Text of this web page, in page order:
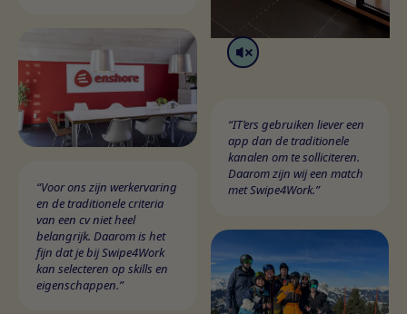
“Voor ons zijn werkervaring
en de traditionele criteria
van een cv niet heel
belangrijk. Daarom is het
fijn dat je bij Swipe4Work
kan selecteren op skills en
eigenschappen.”
“IT’ers gebruiken liever een
app dan de traditionele
kanalen om te solliciteren.
Daarom zijn wij een match
met Swipe4Work.”